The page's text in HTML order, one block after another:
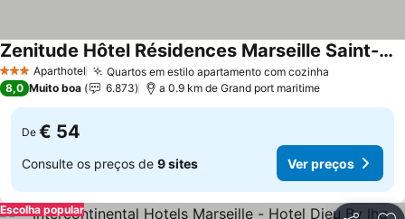
3 EstrelasAparthotel Quartos em estilo apartamento com cozinha
Zenitude Hôtel Résidences Marseille Saint-Charles
Ver preços
8,0 Muito boa 6.873 a 0.9 km de Grand port maritime
De € 54
Consulte os preços de 9 sites Ver preços
Escolha popular